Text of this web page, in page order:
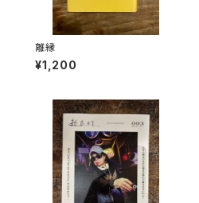
離縁
¥1,200